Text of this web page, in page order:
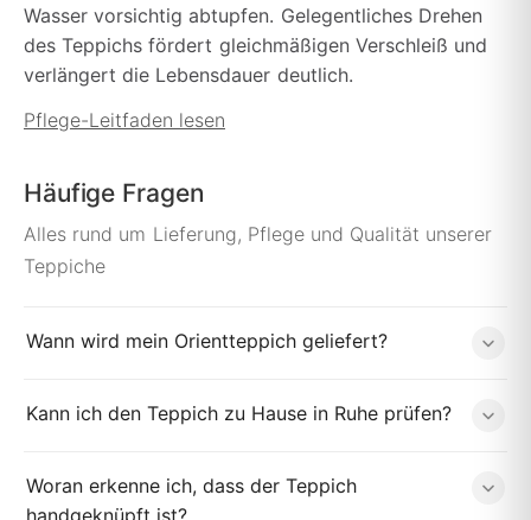
Wasser vorsichtig abtupfen. Gelegentliches Drehen
des Teppichs fördert gleichmäßigen Verschleiß und
verlängert die Lebensdauer deutlich.
Pflege-Leitfaden lesen
Häufige Fragen
Alles rund um Lieferung, Pflege und Qualität unserer
Teppiche
Wann wird mein Orientteppich geliefert?
Kann ich den Teppich zu Hause in Ruhe prüfen?
Woran erkenne ich, dass der Teppich
handgeknüpft ist?